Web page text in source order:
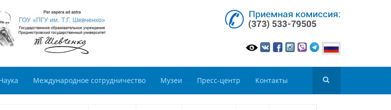
Международное сотрудничество Музеи Пресс-центр Контакты